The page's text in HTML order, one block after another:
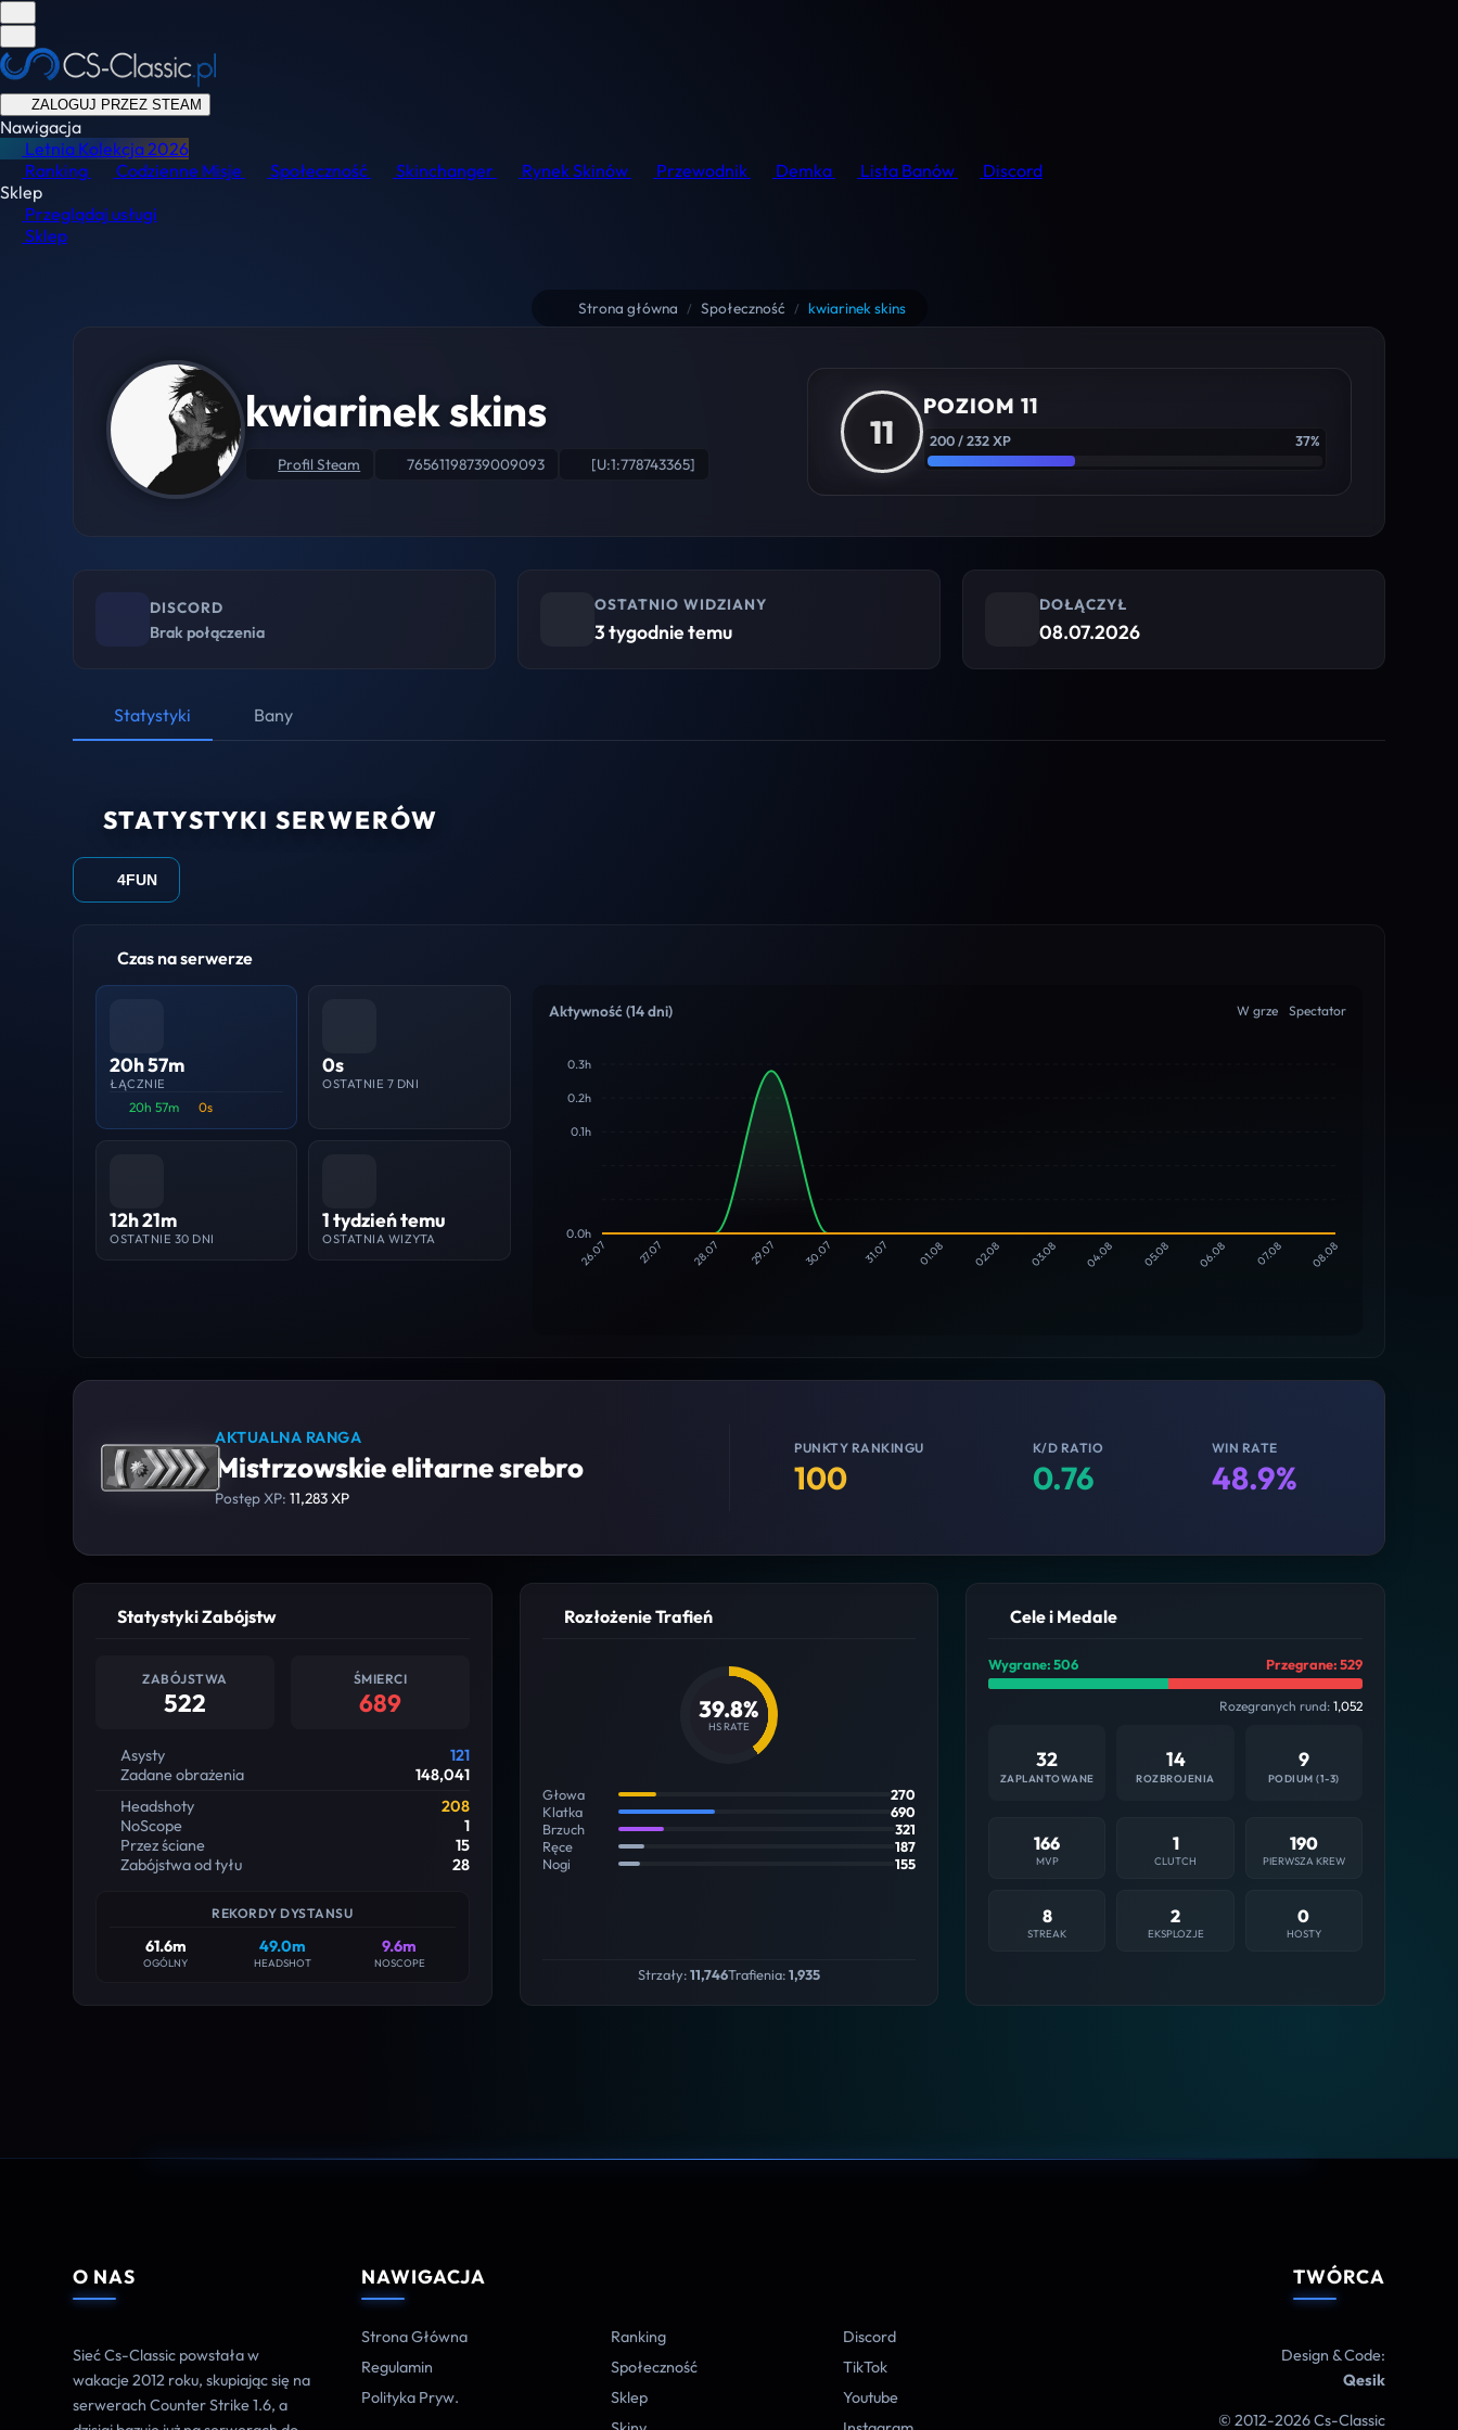
ZALOGUJ PRZEZ STEAM
Nawigacja
Letnia Kolekcja2026
Ranking
Codzienne Misje Społeczność Skinchanger Rynek Skinów Przewodnik Demka Lista Banów
Discord
Sklep
Przeglądaj usługi
Sklep
Strona główna / Społeczność / kwiarinek skins
kwiarinek skins
Profil Steam 76561198739009093 [U:1:778743365]
11
POZIOM 11
200 / 232 XP 37%
DISCORD
Brak połączenia
OSTATNIO WIDZIANY
3 tygodnie temu
DOŁĄCZYŁ
08.07.2026
Statystyki Bany
STATYSTYKI SERWERÓW
4FUN
Czas na serwerze
20h 57m
ŁĄCZNIE
20h 57m 0s
0s
OSTATNIE 7 DNI
12h 21m
OSTATNIE 30 DNI
1 tydzień temu
OSTATNIA WIZYTA
Aktywność (14 dni) W grze Spectator
0.3h
0.2h
0.1h
0.0h
26.07 27.07 28.07 29.07 30.07 31.07 01.08 02.08 03.08 04.08 05.08 06.08 07.08 08.08
AKTUALNA RANGA
Mistrzowskie elitarne srebro
Postęp XP:11,283 XP
PUNKTY RANKINGU
100
K/D RATIO
0.76
WIN RATE
48.9%
Statystyki Zabójstw
ZABÓJSTWA
522
ŚMIERCI
689
Asysty
121
Zadane obrażenia
148,041
Headshoty
208
NoScope
1
Przez ściane
15
Zabójstwa od tyłu
28
REKORDY DYSTANSU
61.6m
OGÓLNY
49.0m
HEADSHOT
9.6m
NOSCOPE
Rozłożenie Trafień
39.8%
HS RATE
Głowa
270
Klatka
690
Brzuch
321
Ręce
187
Nogi
155
Strzały:11,746Trafienia:1,935
Cele i Medale
Wygrane: 506 Przegrane: 529
Rozegranych rund: 1,052
32
ZAPLANTOWANE
14
ROZBROJENIA
9
PODIUM (1-3)
166
MVP
1
CLUTCH
190
PIERWSZA KREW
8
STREAK
2
EKSPLOZJE
0
HOSTY
O NAS
Sieć Cs-Classic powstała w
wakacje 2012 roku, skupiając się na
serwerach Counter Strike 1.6, a
NAWIGACJA
Strona Główna
Regulamin
Polityka Pryw.
Ranking
Społeczność
Sklep
Discord
TikTok
Youtube
TWÓRCA
Design & Code:
Qesik
© 2012-2026 Cs-Classic